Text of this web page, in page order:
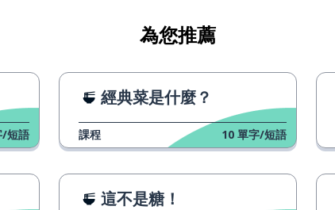
為您推薦
/短語
經典菜是什麼？
課程 10 單字/短語
這不是糖！